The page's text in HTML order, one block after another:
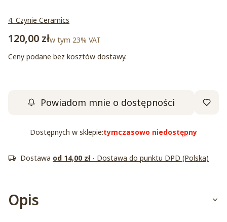
4. Czynie Ceramics
Cena
120,00 złw tym 23% VAT
w tym 23% VAT
Ceny podane bez kosztów dostawy.
Powiadom mnie o dostępności
Dostępnych w sklepie:tymczasowo niedostępny
Dostawa od 14,00 zł - Dostawa do punktu DPD (Polska)
Opis